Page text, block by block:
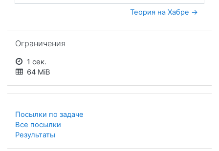
Теория на Хабре →
Ограничения
1 сек.
64 MiB
Посылки по задаче
Все посылки
Результаты